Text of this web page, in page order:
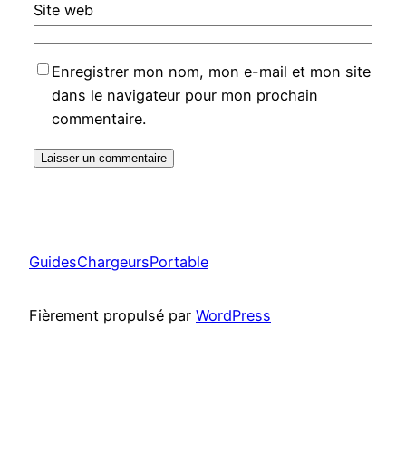
Site web
Enregistrer mon nom, mon e-mail et mon site
dans le navigateur pour mon prochain
commentaire.
GuidesChargeursPortable
Fièrement propulsé par WordPress